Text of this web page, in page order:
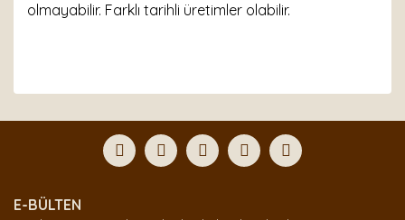
olmayabilir. Farklı tarihli üretimler olabilir.
Yorum Yaz
formunu kullanarak tarafımıza iletebilirsiniz.
Görüş ve önerileriniz için teşekkür ederiz.
Ürün açıklamasında eksik bilgiler bulunuyor.
E-BÜLTEN